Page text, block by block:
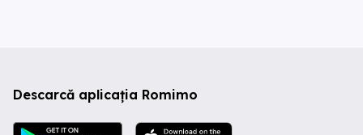
Descarcă aplicația Romimo